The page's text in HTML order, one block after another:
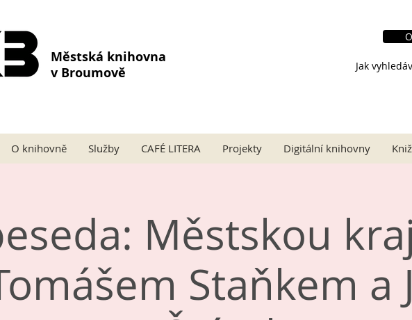
Městská knihovna
v Broumově
Jak
O knihovně Služby CAFÉ LITERA Projekty Digitální knihovny
Městskou
Staňkem a